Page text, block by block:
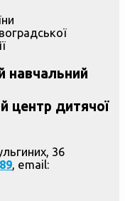
навчальний
центр дитячої
36
, email: